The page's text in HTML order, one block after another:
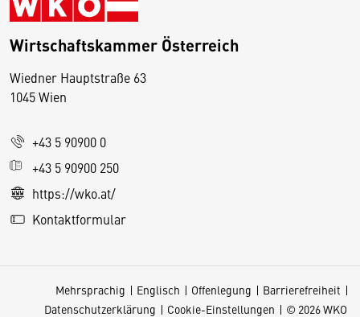
Wirtschaftskammer Österreich
Wiedner Hauptstraße 63
1045 Wien
+43 5 90900 0
+43 5 90900 250
https://wko.at/
Kontaktformular
Mehrsprachig Englisch Offenlegung
Barrierefreiheit
Datenschutzerklärung
Cookie-Einstellungen © 2026 WKO
D
s
e
S
e